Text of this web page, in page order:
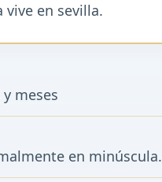
vive en sevilla.
y meses
en minúscula.